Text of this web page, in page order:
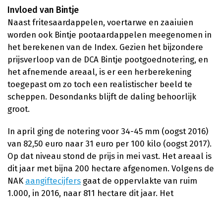
Invloed van Bintje
Naast fritesaardappelen, voertarwe en zaaiuien
worden ook Bintje pootaardappelen meegenomen in
het berekenen van de Index. Gezien het bijzondere
prijsverloop van de DCA Bintje pootgoednotering, en
het afnemende areaal, is er een herberekening
toegepast om zo toch een realistischer beeld te
scheppen. Desondanks blijft de daling behoorlijk
groot.
In april ging de notering voor 34-45 mm (oogst 2016)
van 82,50 euro naar 31 euro per 100 kilo (oogst 2017).
Op dat niveau stond de prijs in mei vast. Het areaal is
dit jaar met bijna 200 hectare afgenomen. Volgens de
NAK aangiftecijfers gaat de oppervlakte van ruim
1.000, in 2016, naar 811 hectare dit jaar. Het